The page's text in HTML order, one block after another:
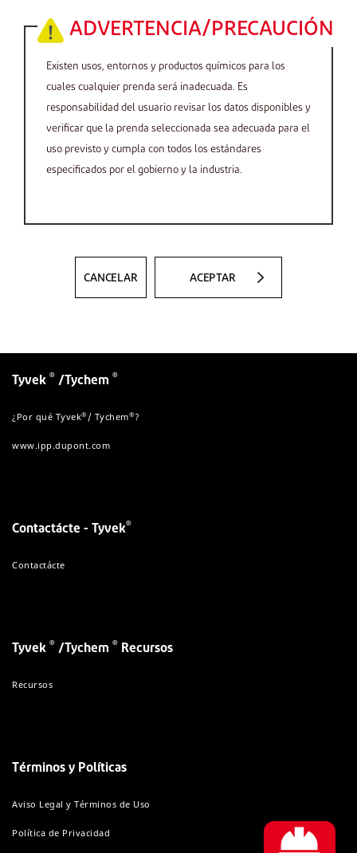
ADVERTENCIA/PRECAUCIÓN
Existen usos, entornos y productos químicos para los
cuales cualquier prenda será inadecuada. Es
responsabilidad del usuario revisar los datos disponibles y
verificar que la prenda seleccionada sea adecuada para el
uso previsto y cumpla con todos los estándares
especificados por el gobierno y la industria.
CANCELAR ACEPTAR
Tyvek ® /Tychem ®
¿Por qué Tyvek®/ Tychem®?
www.ipp.dupont.com
Contactácte - Tyvek®
Contactácte
Tyvek ® /Tychem ® Recursos
Recursos
Términos y Políticas
Aviso Legal y Términos de Uso
Política de Privacidad